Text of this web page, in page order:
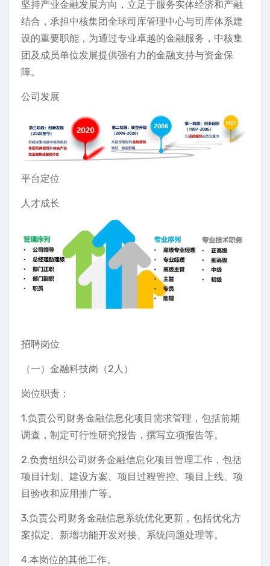
坚持产业金融发展方向，立足于服务实体经济和产融
结合，承担中核集团全球司库管理中心与司库体系建
设的重要职能，为通过专业卓越的金融服务，中核集
团及成员单位发展提供强有力的金融支持与资金保
障。
公司发展
平台定位
人才成长
招聘岗位
（一）金融科技岗（2人）
岗位职责：
1.负责公司财务金融信息化项目需求管理，包括前期
调查，制定可行性研究报告，撰写立项报告等。
2.负责组织公司财务金融信息化项目管理工作，包括
项目计划、建设方案、项目过程管控、项目上线、项
目验收和应用推广等。
3.负责公司财务金融信息系统优化更新，包括优化方
案拟定、新增功能开发对接、系统问题处理等。
4.本岗位的其他工作。